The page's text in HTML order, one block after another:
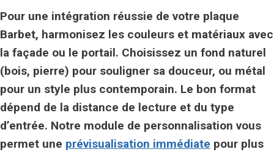
Pour une intégration réussie de votre plaque
Barbet, harmonisez les couleurs et matériaux avec
la façade ou le portail. Choisissez un fond naturel
(bois, pierre) pour souligner sa douceur, ou métal
pour un style plus contemporain. Le bon format
dépend de la distance de lecture et du type
d’entrée. Notre module de personnalisation vous
permet une prévisualisation immédiate pour plus